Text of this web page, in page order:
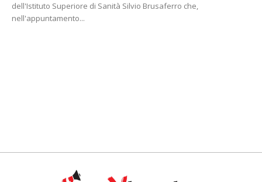
dell'Istituto Superiore di Sanità Silvio Brusaferro che,
nell'appuntamento...